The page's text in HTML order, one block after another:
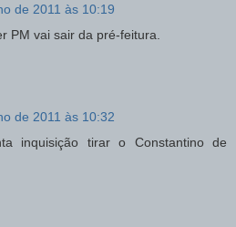
de 2011 às 10:19
PM vai sair da pré-feitura.
de 2011 às 10:32
inquisição tirar o Constantino de